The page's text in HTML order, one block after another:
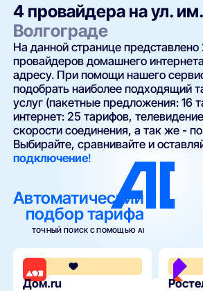
4 провайдера на ул.
Волгограде
На данной странице
провайдеров домашнего
адресу. При помощи нашего
подобрать наиболее подходящий
услуг (пакетные предложения: 16
интернет: 25 тарифов,
скорости соединения, а так же -
Выбирайте, сравнивайте и
подключение!
Автоматический
подбор тарифа
ТОЧНЫЙ ПОИСК С ПОМОЩЬЮ AI
4.3
Дом.ru